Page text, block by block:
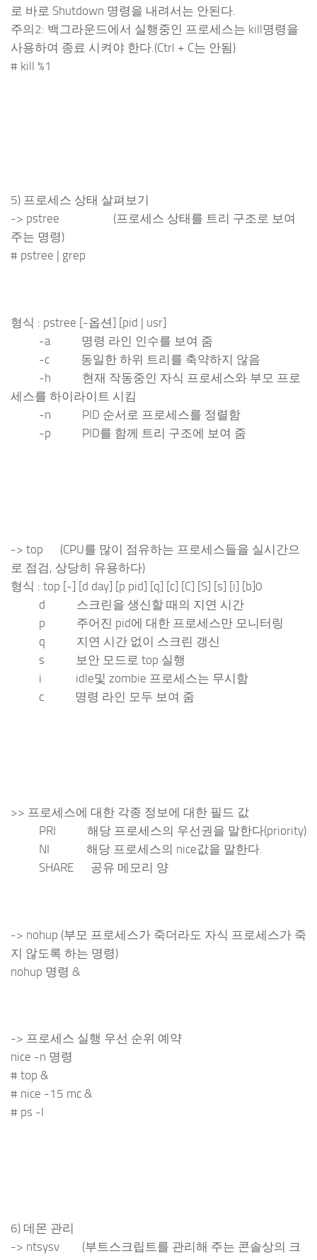
로 바로 Shutdown 명령을 내려서는 안된다.
주의2: 백그라운드에서 실행중인 프로세스는 kill명령을
사용하여 종료 시켜야 한다.(Ctrl + C는 안됨)
# kill %1
5) 프로세스 상태 살펴보기
-> pstree (프로세스 상태를 트리 구조로 보여
주는 명령)
# pstree | grep
형식 : pstree [-옵션] [pid | usr]
-a 명령 라인 인수를 보여 줌
-c 동일한 하위 트리를 축약하지 않음
-h 현재 작동중인 자식 프로세스와 부모 프로
세스를 하이라이트 시킴
-n PID 순서로 프로세스를 정렬함
-p PID를 함께 트리 구조에 보여 줌
-> top (CPU를 많이 점유하는 프로세스들을 실시간으
로 점검, 상당히 유용하다)
형식 : top [-] [d day] [p pid] [q] [c] [C] [S] [s] [i] [b]0
d 스크린을 생신할 때의 지연 시간
p 주어진 pid에 대한 프로세스만 모니터링
q 지연 시간 없이 스크린 갱신
s 보안 모드로 top 실행
i idle및 zombie 프로세스는 무시함
c 명령 라인 모두 보여 줌
>> 프로세스에 대한 각종 정보에 대한 필드 값
PRI 해당 프로세스의 우선권을 말한다(priority)
NI 해당 프로세스의 nice값을 말한다.
SHARE 공유 메모리 양
-> nohup (부모 프로세스가 죽더라도 자식 프로세스가 죽
지 않도록 하는 명령)
nohup 명령 &
-> 프로세스 실행 우선 순위 예약
nice -n 명령
# top &
# nice -15 mc &
# ps -l
6) 데몬 관리
-> ntsysv (부트스크립트를 관리해 주는 콘솔상의 크